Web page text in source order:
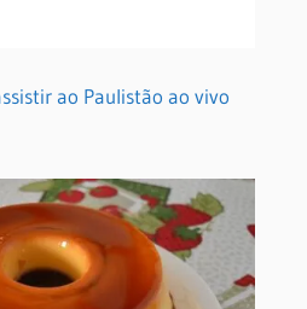
ao Paulistão ao vivo